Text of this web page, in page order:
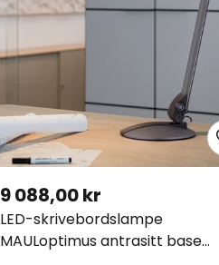
LED-skrivebordslampe
MAULoptimus antrasitt base
9 088,00 kr